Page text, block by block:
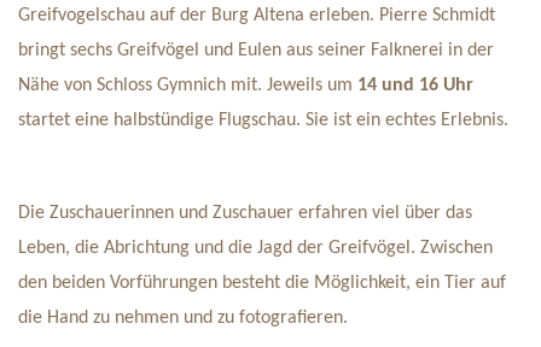
Greifvogelschau auf der Burg Altena erleben. Pierre Schmidt
bringt sechs Greifvögel und Eulen aus seiner Falknerei in der
Nähe von Schloss Gymnich mit. Jeweils um 14 und 16 Uhr
startet eine halbstündige Flugschau. Sie ist ein echtes Erlebnis.
Die Zuschauerinnen und Zuschauer erfahren viel über das
Leben, die Abrichtung und die Jagd der Greifvögel. Zwischen
den beiden Vorführungen besteht die Möglichkeit, ein Tier auf
die Hand zu nehmen und zu fotografieren.